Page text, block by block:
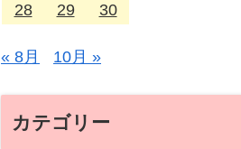
28
29 30
« 8月 10月 »
カテゴリー